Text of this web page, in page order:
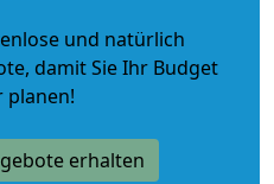
und natürlich
, damit Sie Ihr Budget
planen!
erhalten